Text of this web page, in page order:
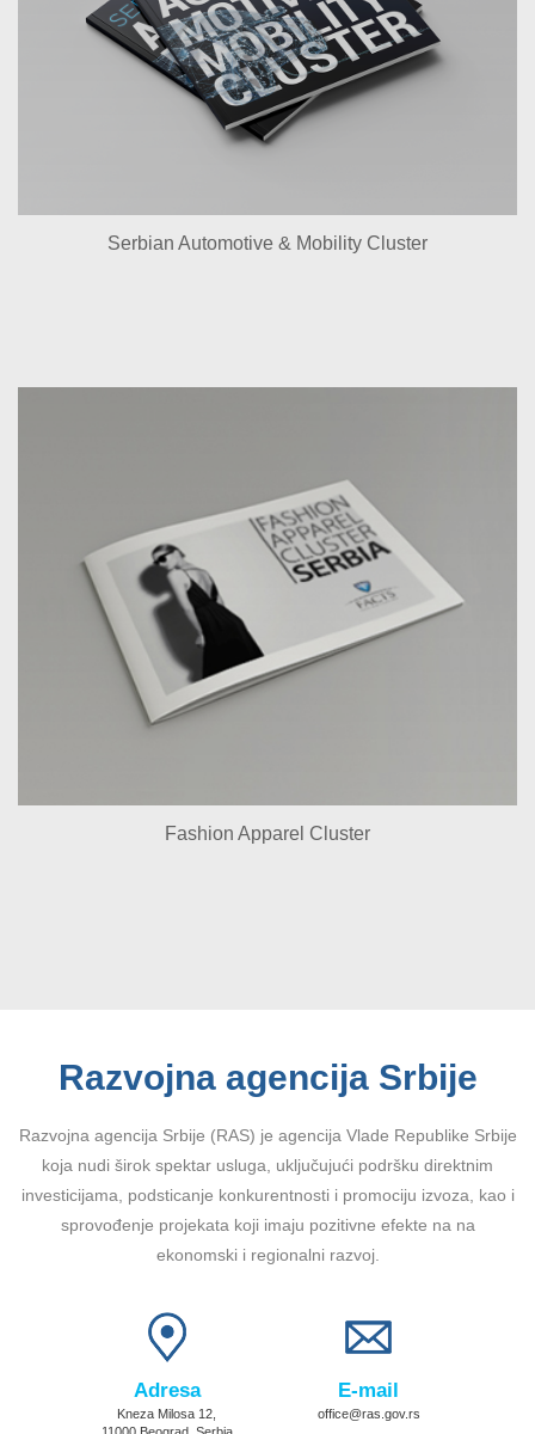
Serbian Automotive & Mobility Cluster
Fashion Apparel Cluster
Razvojna agencija Srbije
Razvojna agencija Srbije (RAS) je agencija Vlade Republike Srbije
koja nudi širok spektar usluga, uključujući podršku direktnim
investicijama, podsticanje konkurentnosti i promociju izvoza, kao i
sprovođenje projekata koji imaju pozitivne efekte na na
ekonomski i regionalni razvoj.
Adresa
Kneza Milosa 12,
E-mail
office@ras.gov.rs